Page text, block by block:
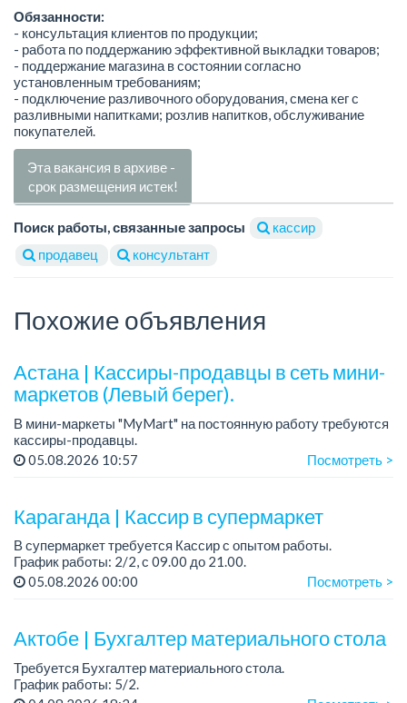
Обязанности:
- консультация клиентов по продукции;
- работа по поддержанию эффективной выкладки товаров;
- поддержание магазина в состоянии согласно
установленным требованиям;
- подключение разливочного оборудования, смена кег с
разливными напитками; розлив напитков, обслуживание
покупателей.
Эта вакансия в архиве -
срок размещения истек!
Поиск работы, связанные запросы
кассир
продавец
консультант
Похожие объявления
Астана | Кассиры-продавцы в сеть мини-
маркетов (Левый берег).
В мини-маркеты "MyMart" на постоянную работу требуются
кассиры-продавцы.
Зарплата: 200 000 - 250 000 тенге за 15-16 рабочих дней.
Есть возможность подработок - с ними зарплата может
05.08.2026 10:57 Посмотреть >
Караганда | Кассир в супермаркет
В супермаркет требуется Кассир с опытом работы.
График работы: 2/2, с 09.00 до 21.00.
05.08.2026 00:00 Посмотреть >
Актобе | Бухгалтер материального стола
Требуется Бухгалтер материального стола.
График работы: 5/2.